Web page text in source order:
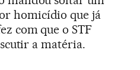
homicídio que já
com que o STF
a matéria.